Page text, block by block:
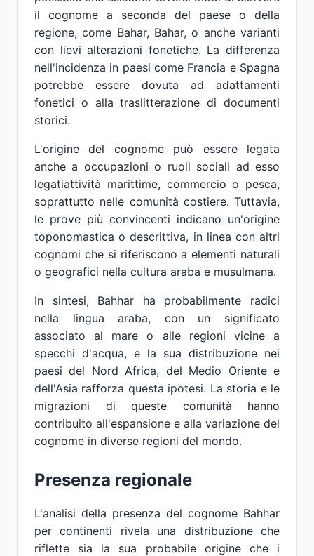
il cognome a seconda del paese o della
regione, come Bahar, Bahar, o anche varianti
con lievi alterazioni fonetiche. La differenza
nell'incidenza in paesi come Francia e Spagna
potrebbe essere dovuta ad adattamenti
fonetici o alla traslitterazione di documenti
storici.
L'origine del cognome può essere legata
anche a occupazioni o ruoli sociali ad esso
legatiattività marittime, commercio o pesca,
soprattutto nelle comunità costiere. Tuttavia,
le prove più convincenti indicano un'origine
toponomastica o descrittiva, in linea con altri
cognomi che si riferiscono a elementi naturali
o geografici nella cultura araba e musulmana.
In sintesi, Bahhar ha probabilmente radici
nella lingua araba, con un significato
associato al mare o alle regioni vicine a
specchi d'acqua, e la sua distribuzione nei
paesi del Nord Africa, del Medio Oriente e
dell'Asia rafforza questa ipotesi. La storia e le
migrazioni di queste comunità hanno
contribuito all'espansione e alla variazione del
cognome in diverse regioni del mondo.
Presenza regionale
L'analisi della presenza del cognome Bahhar
per continenti rivela una distribuzione che
riflette sia la sua probabile origine che i